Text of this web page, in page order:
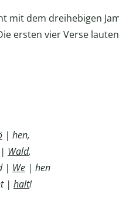
mit dem dreihebigen
ersten vier Verse
| hen,
Wald,
| We| hen
| halt!